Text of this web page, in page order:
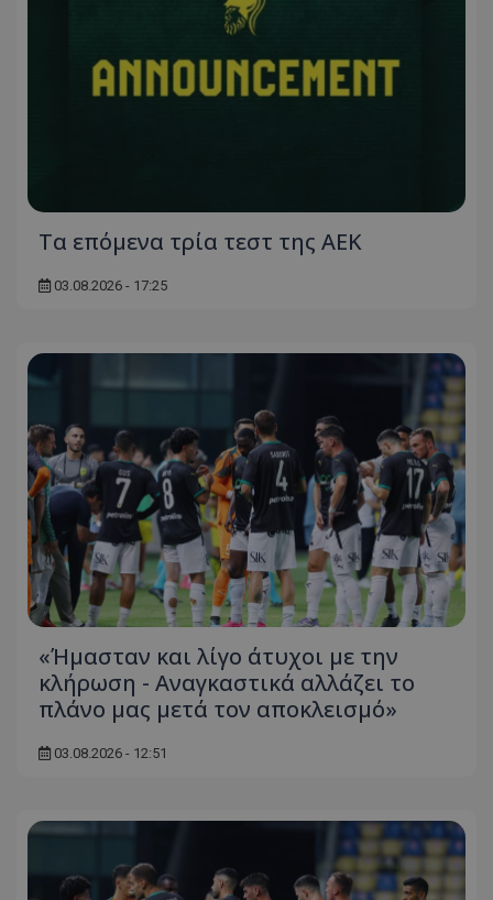
Τα επόμενα τρία τεστ της ΑΕΚ
03.08.2026 - 17:25
«Ήμασταν και λίγο άτυχοι με την
κλήρωση - Αναγκαστικά αλλάζει το
πλάνο μας μετά τον αποκλεισμό»
03.08.2026 - 12:51